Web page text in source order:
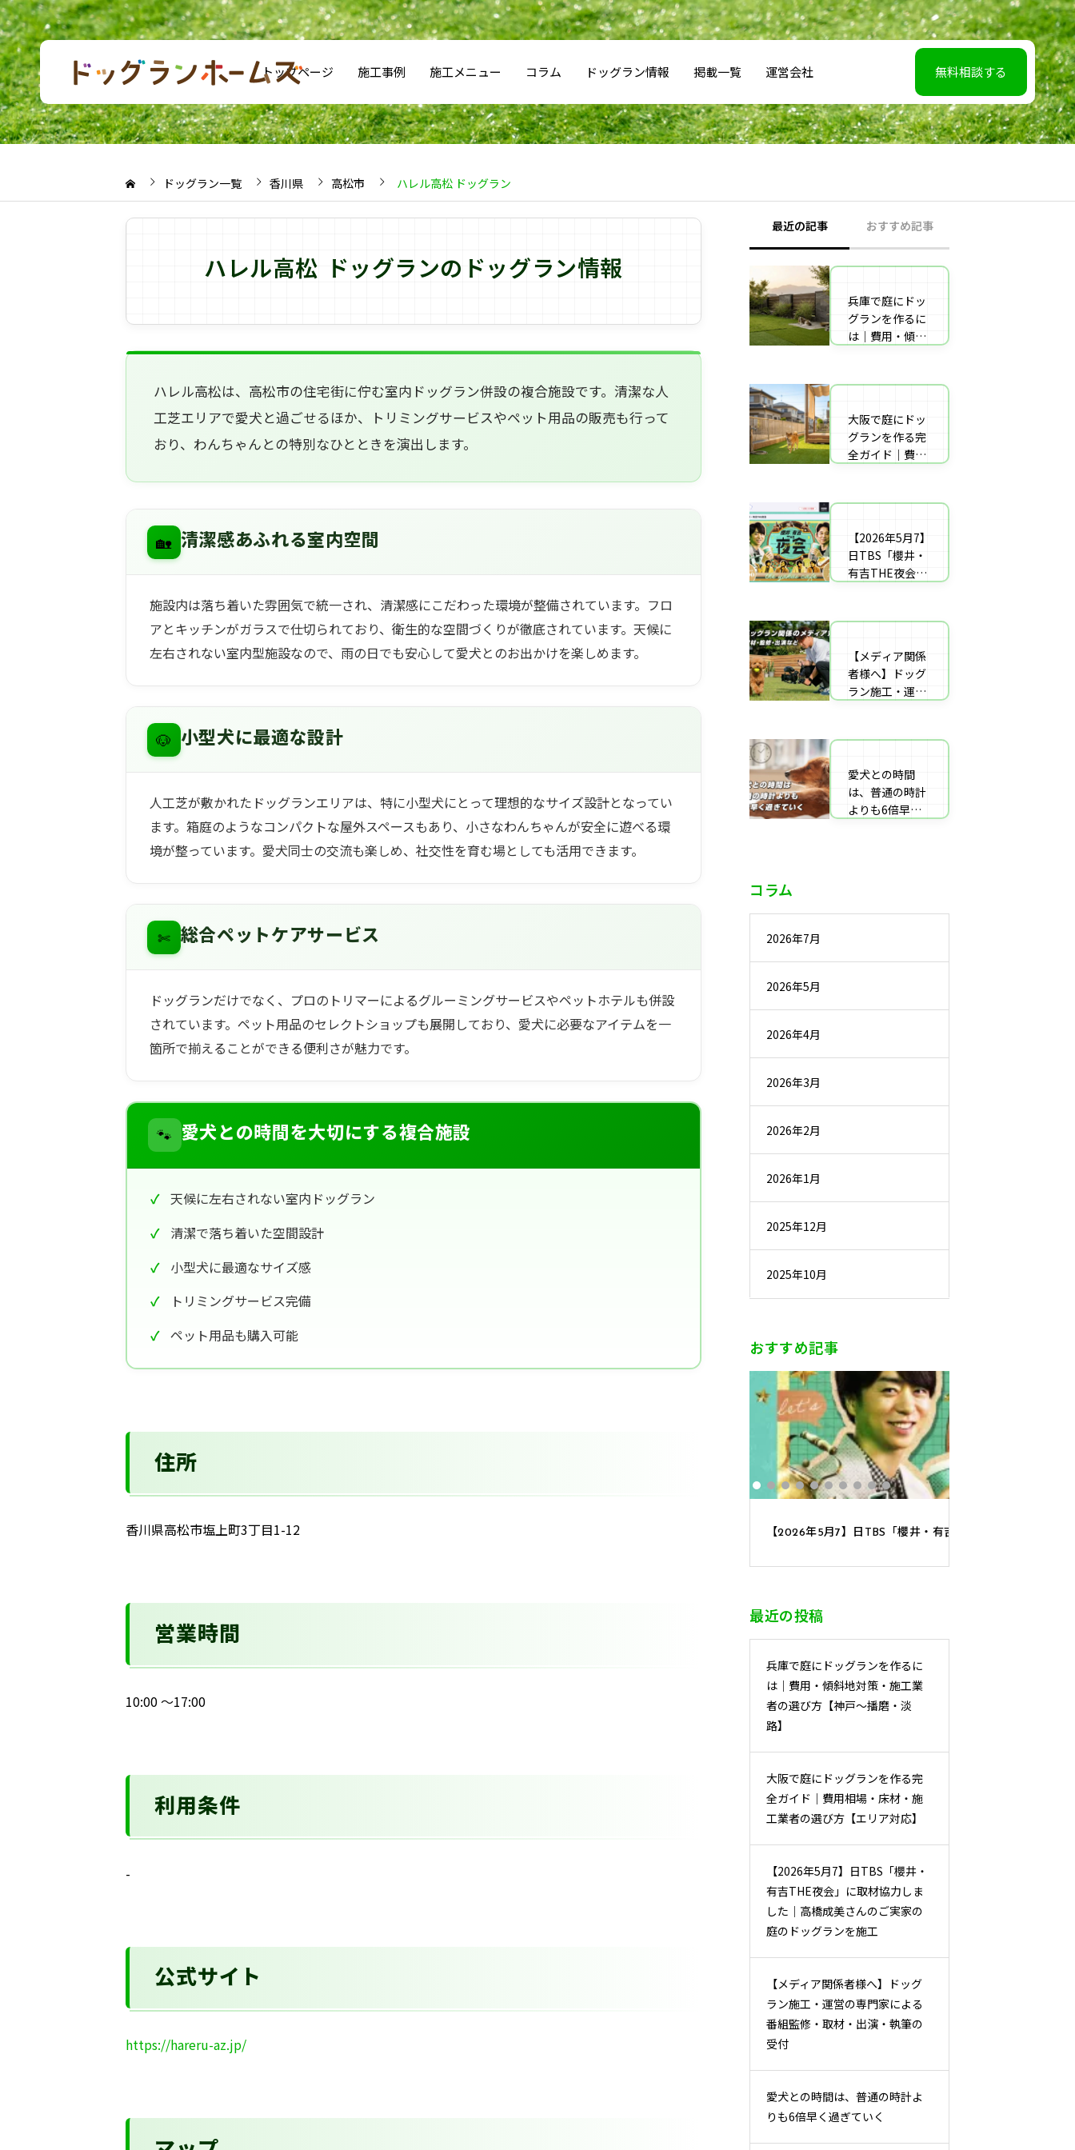
トップページ 施工事例 施工メニュー コラム ドッグラン情報 掲載一覧 運営会社 無料相談する
ドッグラン一覧 香川県 高松市 ハレル高松 ドッグラン
ハレル高松 ドッグランのドッグラン情報
ハレル高松は、高松市の住宅街に佇む室内ドッグラン併設の複合施設です。清潔な人
工芝エリアで愛犬と過ごせるほか、トリミングサービスやペット用品の販売も行って
おり、わんちゃんとの特別なひとときを演出します。
🏡 清潔感あふれる室内空間
施設内は落ち着いた雰囲気で統一され、清潔感にこだわった環境が整備されています。フロ
アとキッチンがガラスで仕切られており、衛生的な空間づくりが徹底されています。天候に
左右されない室内型施設なので、雨の日でも安心して愛犬とのお出かけを楽しめます。
🐶 小型犬に最適な設計
人工芝が敷かれたドッグランエリアは、特に小型犬にとって理想的なサイズ設計となってい
ます。箱庭のようなコンパクトな屋外スペースもあり、小さなわんちゃんが安全に遊べる環
境が整っています。愛犬同士の交流も楽しめ、社交性を育む場としても活用できます。
✄ 総合ペットケアサービス
ドッグランだけでなく、プロのトリマーによるグルーミングサービスやペットホテルも併設
されています。ペット用品のセレクトショップも展開しており、愛犬に必要なアイテムを一
箇所で揃えることができる便利さが魅力です。
🐾 愛犬との時間を大切にする複合施設
天候に左右されない室内ドッグラン
清潔で落ち着いた空間設計
小型犬に最適なサイズ感
トリミングサービス完備
ペット用品も購入可能
住所
香川県高松市塩上町3丁目1-12
営業時間
10:00 ～17:00
利用条件
-
公式サイト
https://hareru-az.jp/
最近の記事 おすすめ記事
兵庫で庭にドッ
グランを作るに
は｜費用・傾斜
戸〜播磨・淡
大阪で庭にドッ
グランを作る完
全ガイド｜費用
【エリア対応】
【2026年5月7】
日TBS「櫻井・
有吉THE夜会」
さんのご実家の
を施工
【メディア関係
者様へ】ドッグ
ラン施工・運営
材・出演・執筆
愛犬との時間
は、普通の時計
よりも6倍早く
【2026年5月7】
日TBS「櫻井・
有吉THE夜会」
さんのご実家の
を施工
庭にドッグラン
をDIY！初心者
でもプロ級に仕
アル
自宅の庭にドッ
グラン計画の完
全ガイド：DIY
デメリット）を
コラム
2026年7月
2026年5月
2026年4月
2026年3月
2026年2月
2026年1月
2025年12月
2025年10月
おすすめ記事
【2026年5月7】日TBS「櫻井・有吉THE夜会」に取材協
最近の投稿
兵庫で庭にドッグランを作るに
は｜費用・傾斜地対策・施工業
者の選び方【神戸〜播磨・淡
路】
大阪で庭にドッグランを作る完
全ガイド｜費用相場・床材・施
工業者の選び方【エリア対応】
【2026年5月7】日TBS「櫻井・
有吉THE夜会」に取材協力しま
した｜高橋成美さんのご実家の
庭のドッグランを施工
【メディア関係者様へ】ドッグ
ラン施工・運営の専門家による
番組監修・取材・出演・執筆の
受付
愛犬との時間は、普通の時計よ
りも6倍早く過ぎていく